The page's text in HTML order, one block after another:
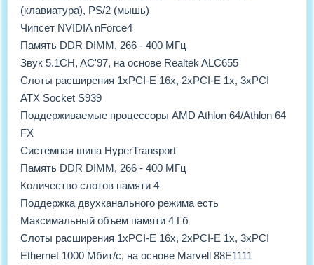
(клавиатура), PS/2 (мышь)
Чипсет NVIDIA nForce4
Память DDR DIMM, 266 - 400 МГц
Звук 5.1CH, AC'97, на основе Realtek ALC655
Слоты расширения 1xPCI-E 16x, 2xPCI-E 1x, 3xPCI
ATX Socket S939
Поддерживаемые процессоры AMD Athlon 64/Athlon 64
FX
Системная шина HyperTransport
Память DDR DIMM, 266 - 400 МГц
Количество слотов памяти 4
Поддержка двухканального режима есть
Максимальный объем памяти 4 Гб
Слоты расширения 1xPCI-E 16x, 2xPCI-E 1x, 3xPCI
Ethernet 1000 Мбит/с, на основе Marvell 88E1111